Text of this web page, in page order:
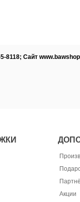
8118; Сайт
Акции